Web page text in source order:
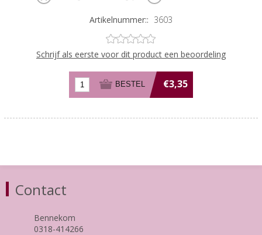
Artikelnummer:: 3603
Schrijf als eerste voor dit product een beoordeling
€3,35
Contact
Bennekom
0318-414266